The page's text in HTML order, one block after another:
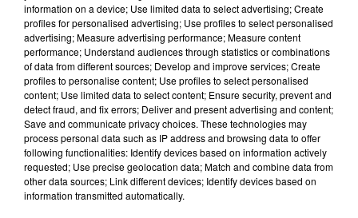
information on a device; Use limited data to select advertising; Create
profiles for personalised advertising; Use profiles to select personalised
advertising; Measure advertising performance; Measure content
performance; Understand audiences through statistics or combinations
of data from different sources; Develop and improve services; Create
profiles to personalise content; Use profiles to select personalised
content; Use limited data to select content; Ensure security, prevent and
detect fraud, and fix errors; Deliver and present advertising and content;
Save and communicate privacy choices. These technologies may
process personal data such as IP address and browsing data to offer
following functionalities: Identify devices based on information actively
requested; Use precise geolocation data; Match and combine data from
other data sources; Link different devices; Identify devices based on
information transmitted automatically.